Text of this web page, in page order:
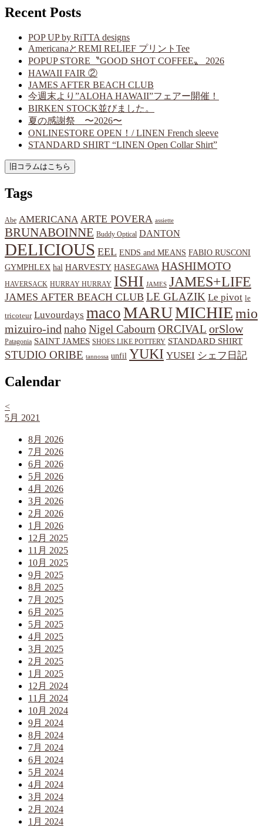
Recent Posts
POP UP by RiTTA designs
AmericanaとREMI RELIEF プリントTee
POPUP STORE〝GOOD SHOT COFFEE〟 2026
HAWAII FAIR ②
JAMES AFTER BEACH CLUB
今週末より”ALOHA HAWAII”フェアー開催！
BIRKEN STOCK並びました。
夏の感謝祭 〜2026〜
ONLINESTORE OPEN！/ LINEN French sleeve
STANDARD SHIRT “LINEN Open Collar Shirt”
Tags
Abe AMERICANA ARTE POVERA assiette
BRUNABOINNE Buddy Optical DANTON
DELICIOUS EEL ENDS and MEANS FABIO RUSCONI
GYMPHLEX hal HARVESTY HASEGAWA HASHIMOTO
HAVERSACK HURRAY HURRAY ISHI JAMES JAMES+LIFE
JAMES AFTER BEACH CLUB LE GLAZIK Le pivot le
tricoteur Luvourdays macoMARUMICHIEmio
mizuiro-ind naho Nigel Cabourn ORCIVAL orSlow
Patagonia SAINT JAMES SHOES LIKE POTTERY STANDARD SHIRT
STUDIO ORIBE tannossa unfil YUKI YUSEI シェフ日記
Calendar
<
5月 2021
8月 2026
7月 2026
6月 2026
5月 2026
4月 2026
3月 2026
2月 2026
1月 2026
12月 2025
11月 2025
10月 2025
9月 2025
8月 2025
7月 2025
6月 2025
5月 2025
4月 2025
3月 2025
2月 2025
1月 2025
12月 2024
11月 2024
10月 2024
9月 2024
8月 2024
7月 2024
6月 2024
5月 2024
4月 2024
3月 2024
2月 2024
1月 2024